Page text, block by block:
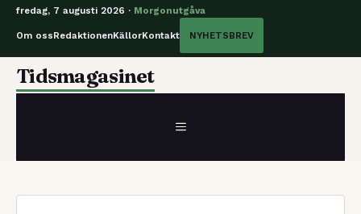
fredag, 7 augusti 2026 · Morgonutgåva
Om ossRedaktionenKällorKontakt NYHETSBREV
Hoppa
Tidsmagasinet
MENY